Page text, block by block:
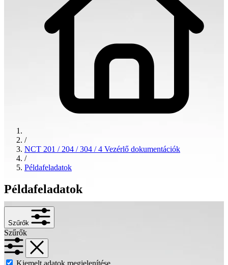
/
NCT 201 / 204 / 304 / 4 Vezérlő dokumentációk
/
Példafeladatok
Példafeladatok
Szűrők
Szűrők
Kiemelt adatok megjelenítése